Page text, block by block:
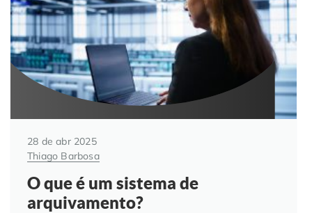
28 de abr 2025
Thiago Barbosa
O que é um sistema de
arquivamento?